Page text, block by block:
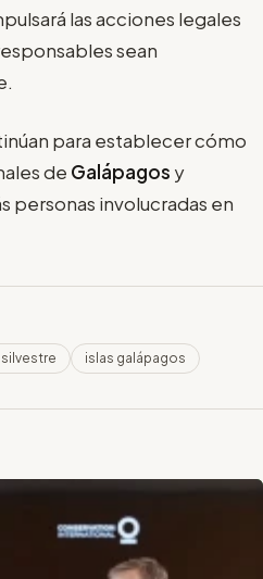
las acciones legales
sean
para establecer cómo
de Galápagos y
personas involucradas en
islas galápagos